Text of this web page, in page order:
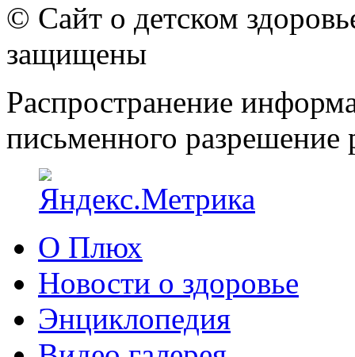
© Сайт о детском
защищены
Распространение
письменного разрешение
О Плюх
Новости о здоровье
Энциклопедия